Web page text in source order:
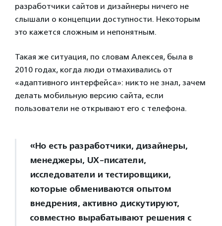
разработчики сайтов и дизайнеры ничего не
слышали о концепции доступности. Некоторым
это кажется сложным и непонятным.
Такая же ситуация, по словам Алексея, была в
2010 годах, когда люди отмахивались от
«адаптивного интерфейса»: никто не знал, зачем
делать мобильную версию сайта, если
пользователи не открывают его с телефона.
«Но есть разработчики, дизайнеры,
менеджеры, UX-писатели,
исследователи и тестировщики,
которые обмениваются опытом
внедрения, активно дискутируют,
совместно вырабатывают решения с